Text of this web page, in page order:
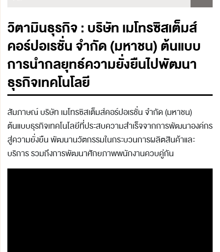
วิตามินธุรกิจ : บริษัท เมโทรซิสเต็มส์
คอร์ปอเรชั่น จำกัด (มหาชน) ต้นแบบ
การนำกลยุทธ์ความยั่งยืนไปพัฒนา
ธุรกิจเทคโนโลยี
สัมภาษณ์ บริษัท เมโทรซิสเต็มส์คอร์ปอเรชั่น จำกัด (มหาชน)
ต้นแบบธุรกิจเทคโนโลยีที่ประสบความสําเร็จจากการพัฒนาองค์กร
สู่ความยั่งยืน พัฒนานวัตกรรมในกระบวนการผลิตสินค้าและ
บริการ รวมถึงการพัฒนาศักยภาพพนักงานควบคู่กัน